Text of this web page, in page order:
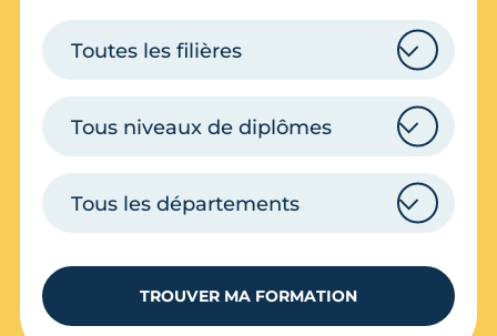
Sélectionnez votre filière
Toutes les filières
Sélectionnez votre diplôme
Tous niveaux de diplômes
Sélectionnez votre département
Tous les départements
TROUVER MA FORMATION